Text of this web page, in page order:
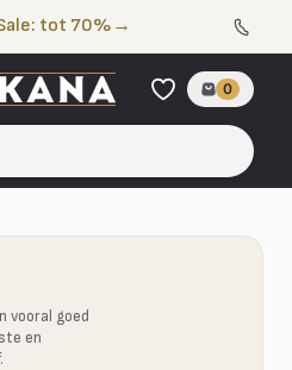
tot 70% →
0
vooral goed
en